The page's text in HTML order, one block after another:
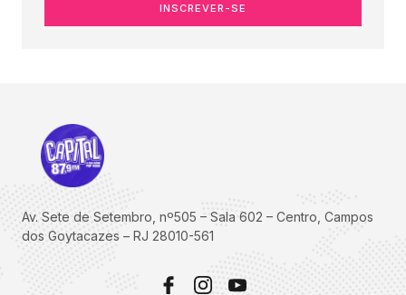
INSCREVER-SE
Av. Sete de Setembro, nº505 – Sala 602 – Centro, Campos
dos Goytacazes – RJ 28010-561